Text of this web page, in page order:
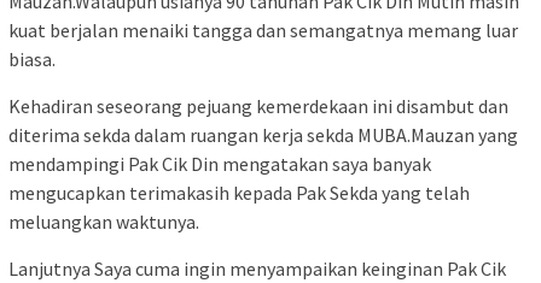
kuat berjalan menaiki tangga dan semangatnya memang luar
biasa.
Kehadiran seseorang pejuang kemerdekaan ini disambut dan
diterima sekda dalam ruangan kerja sekda MUBA.Mauzan yang
mendampingi Pak Cik Din mengatakan saya banyak
mengucapkan terimakasih kepada Pak Sekda yang telah
meluangkan waktunya.
Lanjutnya Saya cuma ingin menyampaikan keinginan Pak Cik